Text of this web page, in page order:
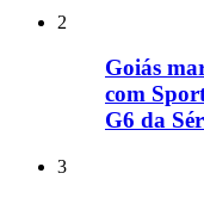
2
Goiás
com
G6 da
3